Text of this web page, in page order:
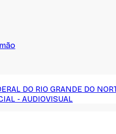
DO RIO GRANDE DO
- AUDIOVISUAL